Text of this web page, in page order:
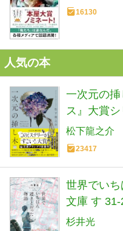
16130
人気の本
一次元の挿
ス』大賞
松下龍之介
23417
世界でい
文庫 す 31-
杉井光